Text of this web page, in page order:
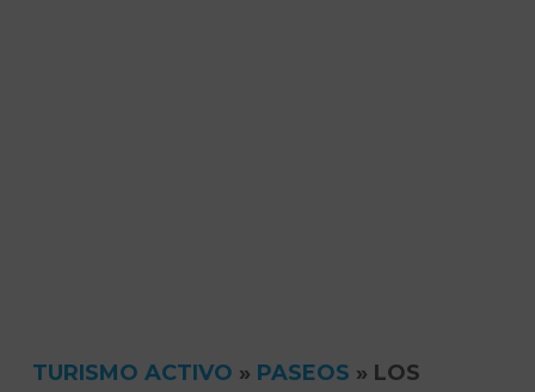
TURISMO ACTIVO » PASEOS » LOS